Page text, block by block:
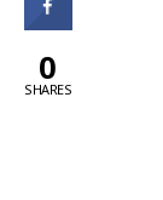
0
SHARES